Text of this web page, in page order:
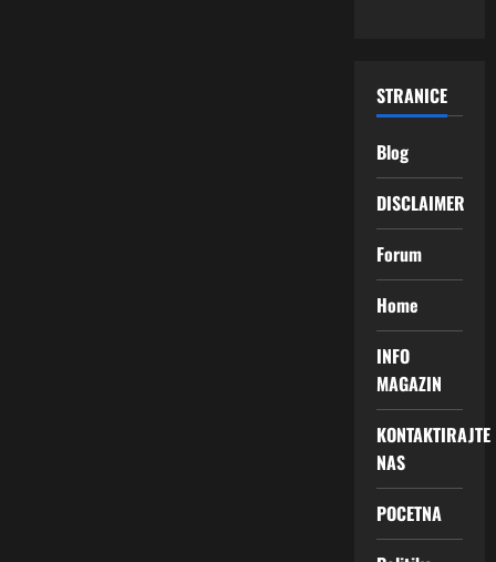
STRANICE
Blog
DISCLAIMER
Forum
Home
INFO
MAGAZIN
KONTAKTIRAJTE
NAS
POCETNA